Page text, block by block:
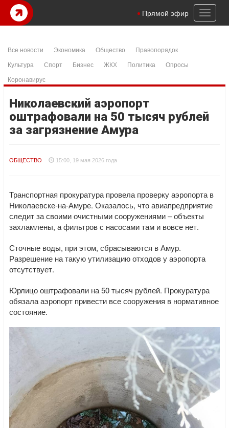
Toggle
Прямой эфир
Все новости Экономика Общество
Правопорядок
Культура
Спорт Бизнес ЖКХ Политика
Опросы
Коронавирус
Николаевский аэропорт
оштрафовали на 50 тысяч рублей
за загрязнение Амура
ОБЩЕСТВО 15:00, 19 мая 2026 года
Транспортная прокуратура провела проверку аэропорта в
Николаевске-на-Амуре. Оказалось, что авиапредприятие
следит за своими очистными сооружениями – объекты
захламлены, а фильтров с насосами там и вовсе нет.
Сточные воды, при этом, сбрасываются в Амур.
Разрешение на такую утилизацию отходов у аэропорта
отсутствует.
Юрлицо оштрафовали на 50 тысяч рублей. Прокуратура
обязала аэропорт привести все сооружения в нормативное
состояние.